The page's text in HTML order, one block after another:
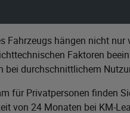
Fahrzeugs hängen nicht
Faktoren
durchschnittlichem
für Privatpersonen finden
von 24 Monaten bei KM-